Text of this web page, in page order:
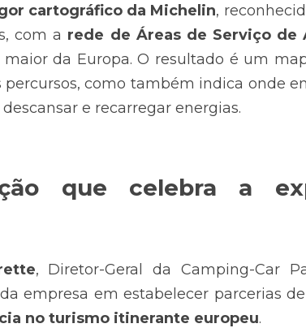
cartográfico da Michelin,
com a
da Europa. O resultado é um
como também indica onde
e recarregar energias.
que celebra a
, Diretor-Geral da Camping-Car
empresa em estabelecer parcerias
no turismo itinerante europeu.